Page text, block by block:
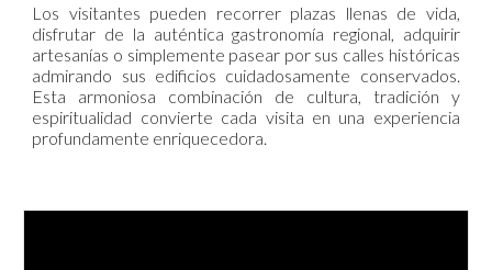
Los visitantes pueden recorrer plazas llenas de vida,
disfrutar de la auténtica gastronomía regional, adquirir
artesanías o simplemente pasear por sus calles históricas
admirando sus edificios cuidadosamente conservados.
Esta armoniosa combinación de cultura, tradición y
espiritualidad convierte cada visita en una experiencia
profundamente enriquecedora.